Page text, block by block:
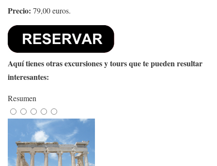
Precio: 79,00 euros.
Aquí tienes otras excursiones y tours que te pueden resultar
interesantes:
Resumen